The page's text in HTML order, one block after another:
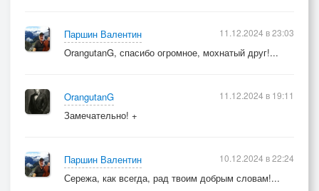
Но за соломинку любви
Держись упрямыми руками…
Паршин Валентин
OrangutanG, спасибо огромное, мохнатый друг!...
11.12.2024 в 23:03
OrangutanG
Замечательно! +
11.12.2024 в 19:11
Паршин Валентин
Сережа, как всегда, рад твоим добрым словам!...
10.12.2024 в 22:24